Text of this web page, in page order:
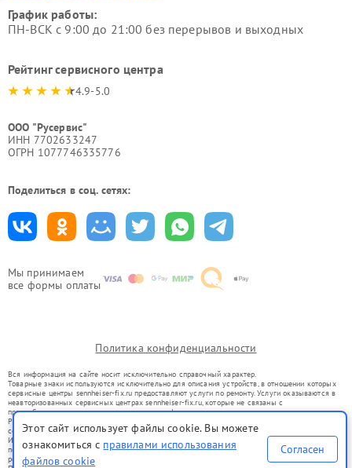
Мы принимаем
все формы оплаты
График работы:
ПН-ВСК с 9:00 до 21:00 без перерывов и выходных
Рейтинг сервисного центра
4.9-5.0
ООО "Русервис"
ИНН 7702633247
ОГРН 1077746335776
Поделиться в соц. сетях:
Политика конфиденциальности
Вся информация на сайте носит исключительно справочный характер.
Товарные знаки используются исключительно для описания устройств, в отношении которых
сервисные центры sennheiser-fix.ru предоставляют услуги по ремонту. Услуги оказываются в
неавторизованных сервисных центрах sennheiser-fix.ru, которые не связаны с
правообладателями товарных знаков или их официальными представителями.
Ремонт осуществляется для устройств, уже введенных в гражданский оборот в соответствии
со статьей 1487 ГК РФ.
Использование товарных знаков не преследует цели индивидуализации услуг или введения
потребителей в заблуждение, а служит для информирования о предоставляемых услугах по
ремонту техники указанных брендов.
Этот сайт использует файлы cookie. Вы можете
ознакомиться с правилами использования
файлов cookie
Согласен